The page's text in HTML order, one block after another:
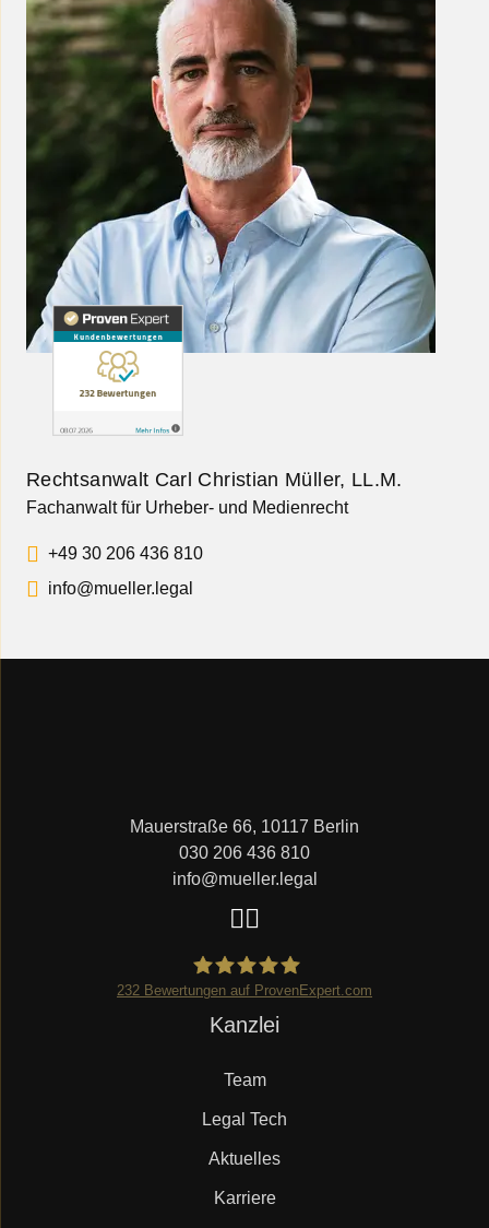
Rechtsanwalt Carl Christian Müller, LL.M.
Fachanwalt für Urheber- und Medienrecht
+49 30 206 436 810
info@mueller.legal
Mauerstraße 66, 10117 Berlin
030 206 436 810
info@mueller.legal
Mueller.legal
232 Bewertungen auf ProvenExpert.com
Kanzlei
Team
Legal Tech
Aktuelles
Karriere